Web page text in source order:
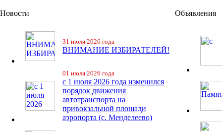
Новости
31 июля 2026 года
ВНИМАНИЕ ИЗБИРАТЕЛЕЙ!
01 июля 2026 года
с 1 июля 2026 года изменился
порядок движения
автотранспорта на
привокзальной площади
аэропорта (с. Менделеево)
Объявления